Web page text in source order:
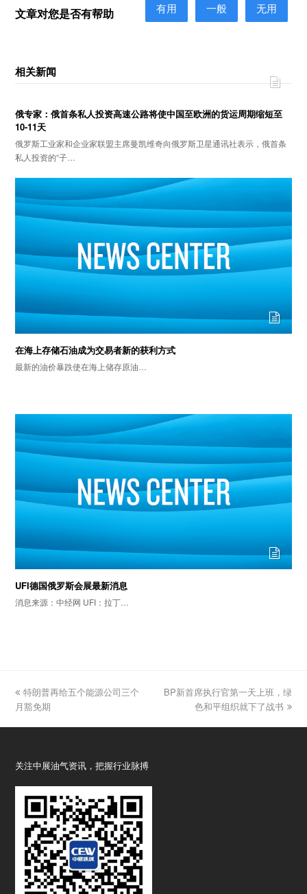
文章对您是否有帮助 有用 一般 无用
相关新闻
俄专家：俄首条私人投资高速公路将使中国至欧洲的货运周期缩短至
10-11天
俄罗斯工业家和企业家联盟主席曼凯维奇向俄罗斯卫星通讯社表示，俄首条
私人投资的“子…
在海上存储石油成为交易者新的获利方式
最新的油价暴跌使在海上储存原油…
UFI德国俄罗斯会展最新消息
消息来源：中经网 UFI：拉丁…
previous
post:
特朗普再给五个能源公司三个
月豁免期
next
BP新首席执行官第一天上班，绿
色和平组织就下了战书
关注中展油气资讯，把握行业脉搏